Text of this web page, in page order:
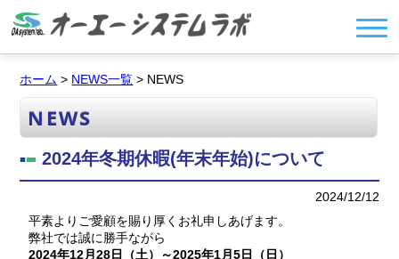
ホーム > NEWS一覧 > NEWS
NEWS
2024年冬期休暇(年末年始)について
2024/12/12
平素よりご愛顧を賜り厚くお礼申しあげます。
弊社では誠に勝手ながら
2024年12月28日（土）～2025年1月5日（日）